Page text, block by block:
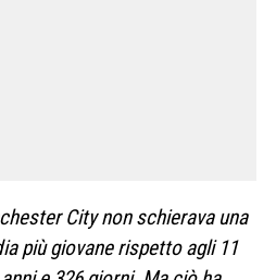
City non schierava una
più giovane rispetto agli 11